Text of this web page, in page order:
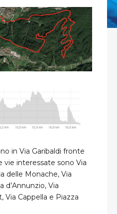
in Via Garibaldi fronte
vie interessate sono Via
delle Monache, Via
d’Annunzio, Via
Via Cappella e Piazza